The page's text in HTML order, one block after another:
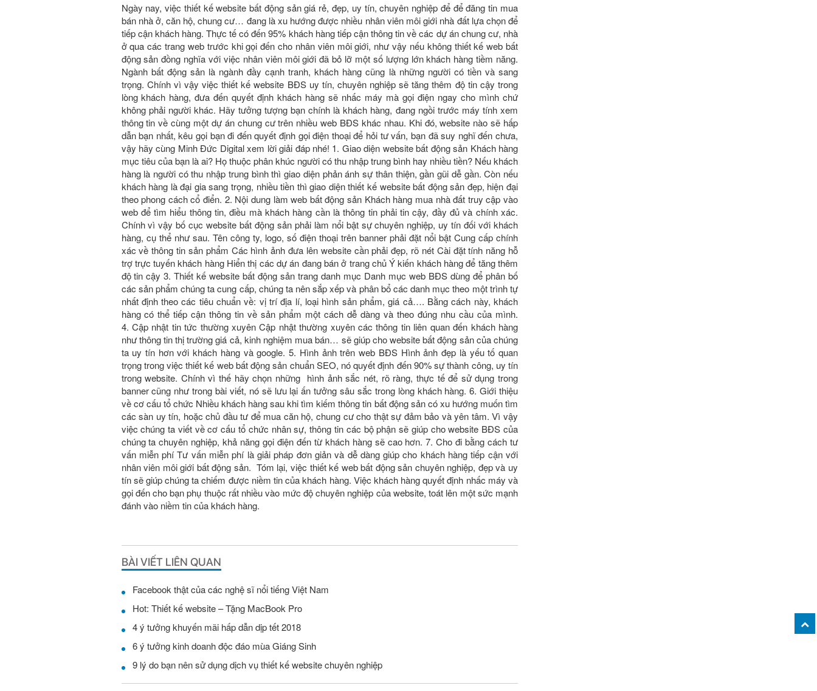
Ngày nay, việc thiết kế website bất động sản giá rẻ, đẹp, uy tín, chuyên nghiệp để để đăng tin mua
bán nhà ở, căn hộ, chung cư… đang là xu hướng được nhiều nhân viên môi giới nhà đất lựa chọn để
tiếp cận khách hàng. Thực tế có đến 95% khách hàng tiếp cận thông tin về các dự án chung cư, nhà
ở qua các trang web trước khi gọi đến cho nhân viên môi giới, như vậy nếu không thiết kế web bất
động sản đồng nghĩa với việc nhân viên môi giới đã bỏ lỡ một số lượng lớn khách hàng tiềm năng.
Ngành bất động sản là ngành đầy cạnh tranh, khách hàng cũng là những người có tiền và sang
trọng. Chính vì vậy việc thiết kế website BĐS uy tín, chuyên nghiệp sẽ tăng thêm độ tin cậy trong
lòng khách hàng, đưa đến quyết định khách hàng sẽ nhấc máy mà gọi điện ngay cho mình chứ
không phải người khác. Hãy tưởng tượng bạn chính là khách hàng, đang ngồi trước máy tính xem
thông tin về cùng một dự án chung cư trên nhiều web BĐS khác nhau. Khi đó, website nào sẽ hấp
dẫn bạn nhất, kêu gọi bạn đi đến quyết định gọi điện thoại để hỏi tư vấn, bạn đã suy nghĩ đến chưa,
vậy hãy cùng Minh Đức Digital xem lời giải đáp nhé! 1. Giao diện website bất động sản Khách hàng
mục tiêu của bạn là ai? Họ thuộc phân khúc người có thu nhập trung bình hay nhiều tiền? Nếu khách
hàng là người có thu nhập trung bình thì giao diện phản ánh sự thân thiện, gần gũi dễ gần. Còn nếu
khách hàng là đại gia sang trọng, nhiều tiền thì giao diện thiết kế website bất động sản đẹp, hiện đại
theo phong cách cổ điển. 2. Nội dung làm web bất động sản Khách hàng mua nhà đất truy cập vào
web để tìm hiểu thông tin, điều mà khách hàng cần là thông tin phải tin cậy, đầy đủ và chính xác.
Chính vì vậy bố cục website bất động sản phải làm nổi bật sự chuyên nghiệp, uy tín đối với khách
hàng, cụ thể như sau. Tên công ty, logo, số điện thoại trên banner phải đặt nổi bật Cung cấp chính
xác về thông tin sản phẩm Các hình ảnh đưa lên website cần phải đẹp, rõ nét Cài đặt tính năng hỗ
trợ trực tuyến khách hàng Hiển thị các dự án đang bán ở trang chủ Ý kiến khách hàng để tăng thêm
độ tin cậy 3. Thiết kế website bất động sản trang danh mục Danh mục web BĐS dùng để phân bố
các sản phẩm chúng ta cung cấp, chúng ta nên sắp xếp và phân bổ các danh mục theo một trình tự
nhất định theo các tiêu chuẩn về: vị trí địa lí, loại hình sản phẩm, giá cả…. Bằng cách này, khách
hàng có thể tiếp cận thông tin về sản phẩm một cách dễ dàng và theo đúng nhu cầu của mình.
4. Cập nhật tin tức thường xuyên Cập nhật thường xuyên các thông tin liên quan đến khách hàng
như thông tin thị trường giá cả, kinh nghiệm mua bán… sẽ giúp cho website bất động sản của chúng
ta uy tín hơn với khách hàng và google. 5. Hình ảnh trên web BĐS Hình ảnh đẹp là yếu tố quan
trọng trong việc thiết kế web bất động sản chuẩn SEO, nó quyết định đến 90% sự thành công, uy tín
trong website. Chính vì thế hãy chọn những hình ảnh sắc nét, rõ ràng, thực tế để sử dụng trong
banner cũng như trong bài viết, nó sẽ lưu lại ấn tưởng sâu sắc trong lòng khách hàng. 6. Giới thiệu
về cơ cấu tổ chức Nhiều khách hàng sau khi tìm kiếm thông tin bất động sản có xu hướng muốn tìm
các sàn uy tín, hoặc chủ đầu tư để mua căn hộ, chung cư cho thật sự đảm bảo và yên tâm. Vì vậy
việc chúng ta viết về cơ cấu tổ chức nhân sự, thông tin các bộ phận sẽ giúp cho website BĐS của
chúng ta chuyên nghiệp, khả năng gọi điện đến từ khách hàng sẽ cao hơn. 7. Cho đi bằng cách tư
vấn miễn phí Tư vấn miễn phí là giải pháp đơn giản và dễ dàng giúp cho khách hàng tiếp cận với
nhân viên môi giới bất động sản. Tóm lại, việc thiết kế web bất động sản chuyên nghiệp, đẹp và uy
tín sẽ giúp chúng ta chiếm được niềm tin của khách hàng. Việc khách hàng quyết định nhấc máy và
gọi đến cho bạn phụ thuộc rất nhiều vào mức độ chuyên nghiệp của website, toát lên một sức mạnh
đánh vào niềm tin của khách hàng.
BÀI VIẾT LIÊN QUAN
Facebook thật của các nghệ sĩ nổi tiếng Việt Nam
Hot: Thiết kế website – Tặng MacBook Pro
4 ý tưởng khuyến mãi hấp dẫn dịp tết 2018
6 ý tưởng kinh doanh độc đáo mùa Giáng Sinh
9 lý do bạn nên sử dụng dịch vụ thiết kế website chuyên nghiệp